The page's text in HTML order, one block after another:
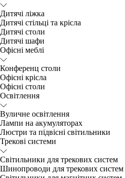
Дитячі ліжка
Дитячі стільці та крісла
Дитячі столи
Дитячі шафи
Офісні меблі
Конференц столи
Офісні крісла
Офісні столи
Освітлення
Вуличне освітлення
Лампи на акумуляторах
Люстри та підвісні світильники
Трекові системи
Світильники для трекових систем
Шинопроводи для трекових систем